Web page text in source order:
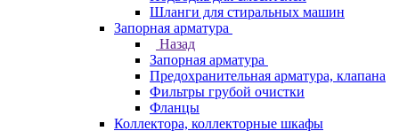
Шланги для стиральных машин
Запорная арматура
Назад
Запорная арматура
Предохранительная арматура, клапана
Фильтры грубой очистки
Фланцы
Коллектора, коллекторные шкафы